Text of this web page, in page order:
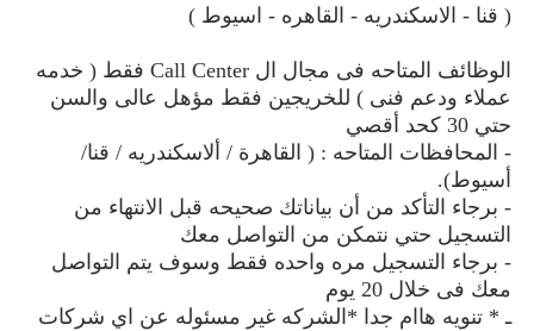
( قنا - الاسكندريه - القاهره - اسيوط )
الوظائف المتاحه فى مجال ال Call Center فقط ( خدمه
عملاء ودعم فنى ) للخريجين فقط مؤهل عالى والسن
حتي 30 كحد أقصي
- المحافظات المتاحه : ( القاهرة / ألاسكندريه / قنا/
أسيوط).
- برجاء التأكد من أن بياناتك صحيحه قبل الانتهاء من
التسجيل حتي نتمكن من التواصل معك
- برجاء التسجيل مره واحده فقط وسوف يتم التواصل
معك فى خلال 20 يوم
ـ * تنويه هاام جدا *الشركه غير مسئوله عن اي شركات